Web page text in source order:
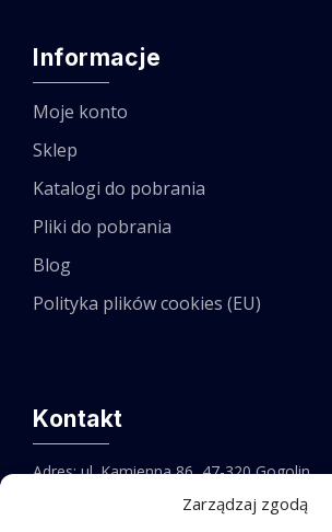
Zarządzaj zgodą
Informacje
Moje konto
Sklep
Katalogi do pobrania
Pliki do pobrania
Blog
Polityka plików cookies (EU)
Kontakt
Adres: ul. Kamienna 86, 47-320 Gogolin